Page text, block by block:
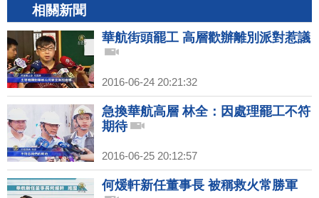
相關新聞
華航街頭罷工 高層歡辦離別派對惹議
2016-06-24 20:21:32
急換華航高層 林全：因處理罷工不符
期待
2016-06-25 20:12:57
何煖軒新任董事長 被稱救火常勝軍